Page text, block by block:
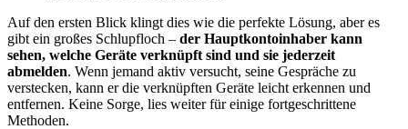
Auf den ersten Blick klingt dies wie die perfekte Lösung, aber es
gibt ein großes Schlupfloch – der Hauptkontoinhaber kann
sehen, welche Geräte verknüpft sind und sie jederzeit
abmelden. Wenn jemand aktiv versucht, seine Gespräche zu
verstecken, kann er die verknüpften Geräte leicht erkennen und
entfernen. Keine Sorge, lies weiter für einige fortgeschrittene
Methoden.